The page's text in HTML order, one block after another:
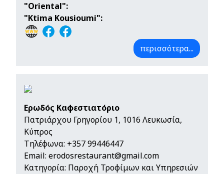
"Oriental":
"Ktima Kousioumi":
περισσότερα...
Ερωδός Καφεστιατόριο
Πατριάρχου Γρηγορίου 1, 1016 Λευκωσία,
Κύπρος
Τηλέφωνα: +357 99446447
Email: erodosrestaurant@gmail.com
Κατηγορία: Παροχή Τροφίμων και Υπηρεσιών